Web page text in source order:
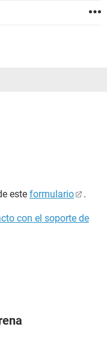
este formulario .
con el soporte de